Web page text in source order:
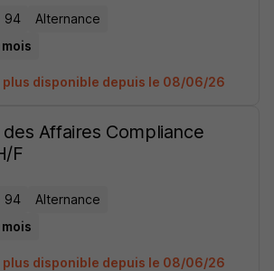
94
Alternance
plus disponible depuis le 08/06/26
Affaires Compliance
F
94
Alternance
plus disponible depuis le 08/06/26